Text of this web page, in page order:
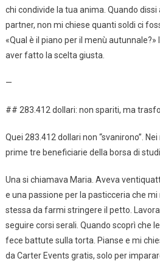
chi condivide la tua anima. Quando
partner, non mi chiese quanti soldi ci
«Qual è il piano per il menù
aver fatto la scelta giusta.
—
## 283.412 dollari: non spariti, ma
Quei 283.412 dollari non “svanirono”.
prime tre beneficiarie della borsa di
Una si chiamava Maria. Aveva
e una passione per la pasticceria che
stessa da farmi stringere il petto.
seguire corsi serali. Quando scoprì che
fece battute sulla torta. Pianse e mi
da Carter Events gratis, solo per